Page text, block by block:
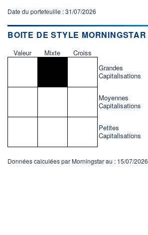
Date du portefeuille : 31/07/2026
BOITE DE STYLE MORNINGSTAR
Valeur Mixte
Croiss
Grandes
Capitalisations
Moyennes
Capitalisations
Petites
Capitalisations
Données calculées par Morningstar au : 15/07/2026